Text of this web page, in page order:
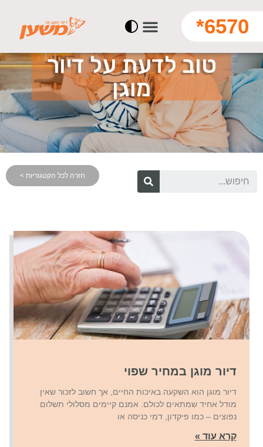
6570*
טוב לדעת על דיור
מוגן
חזרה לכל הקטגוריות >
דיור מוגן במחיר שפוי
דיור מוגן הוא השקעה באיכות החיים, אך חשוב לזכור שאין
מודל אחיד שמתאים לכולם. אמנם קיימים מסלולי תשלום
נפוצים – כמו פיקדון, דמי כניסה או
קרא עוד »